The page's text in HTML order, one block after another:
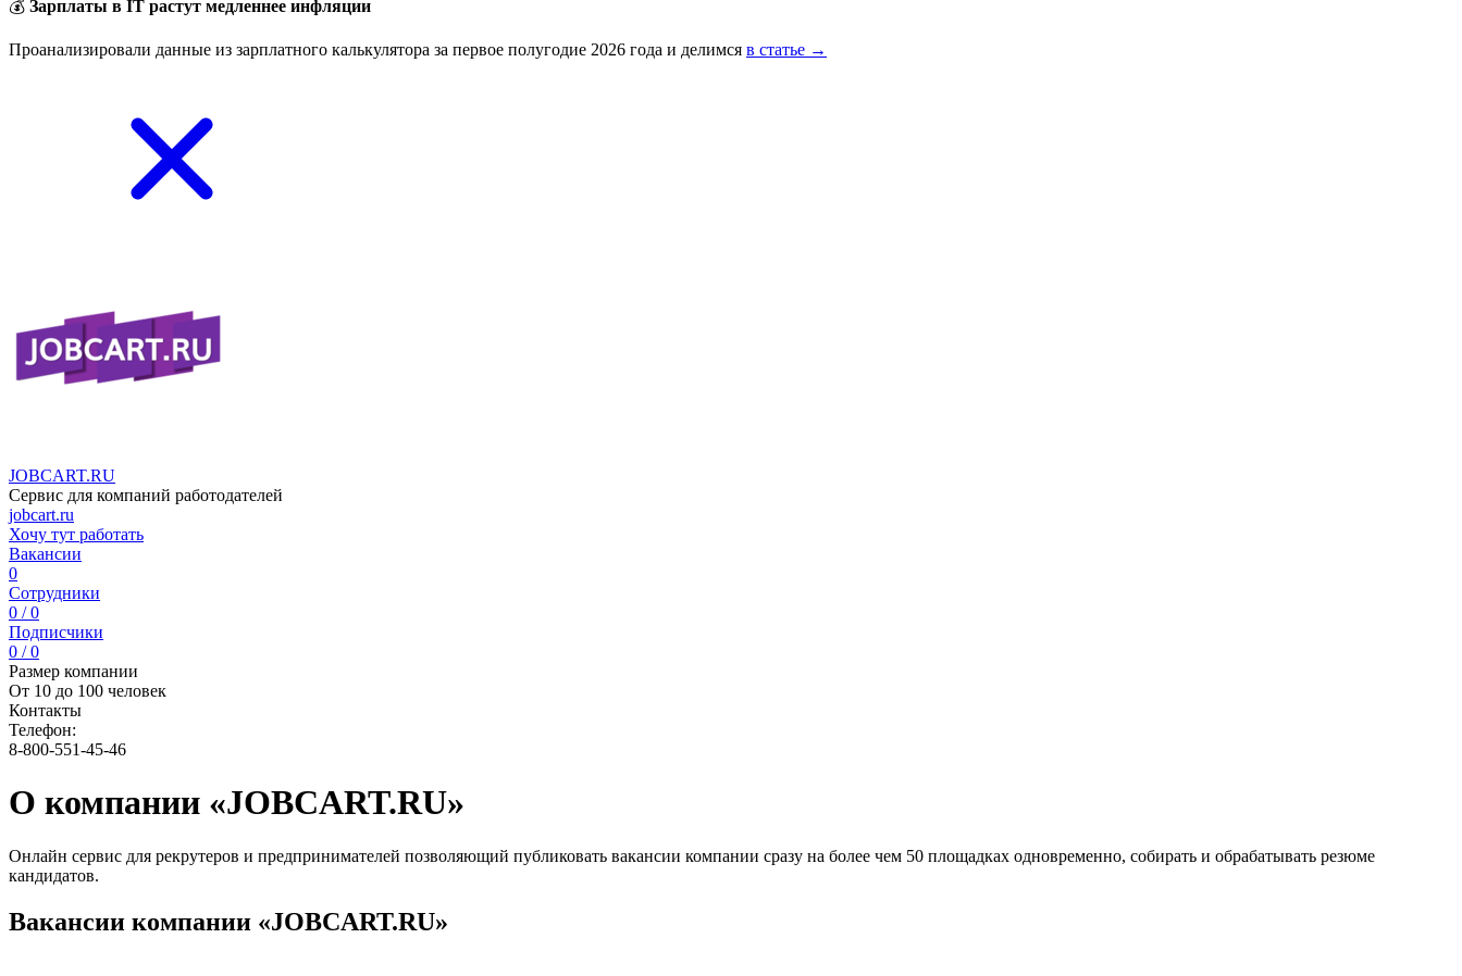
💰 Зарплаты в IT растут медленнее инфляции
Проанализировали данные из зарплатного калькулятора за первое полугодие 2026 года и делимся в статье →
JOBCART.RU
Сервис для компаний работодателей
jobcart.ru
Хочу тут работать
Вакансии
0
Сотрудники
0 / 0
Подписчики
0 / 0
Размер компании
От 10 до 100 человек
Контакты
Телефон:
8-800-551-45-46
О компании «JOBCART.RU»
Онлайн сервис для рекрутеров и предпринимателей позволяющий публиковать вакансии компании сразу на более чем 50 площадках одновременно, собирать и обрабатывать резюме
кандидатов.
Вакансии компании «JOBCART.RU»